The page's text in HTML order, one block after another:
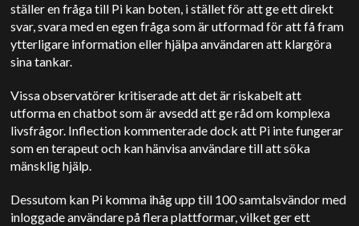
ställer en fråga till Pi kan boten, i stället för att ge ett direkt
svar, svara med en egen fråga som är utformad för att få fram
ytterligare information eller hjälpa användaren att klargöra
sina tankar.
Vissa observatörer kritiserade att det är riskabelt att
utforma en chatbot som är avsedd att ge råd om komplexa
livsfrågor. Inflection kommenterade dock att Pi inte fungerar
som en terapeut och kan hänvisa användare till att söka
mänsklig hjälp.
Dessutom kan Pi komma ihåg upp till 100 samtalsvändor med
inloggade användare på flera plattformar, vilket ger ett